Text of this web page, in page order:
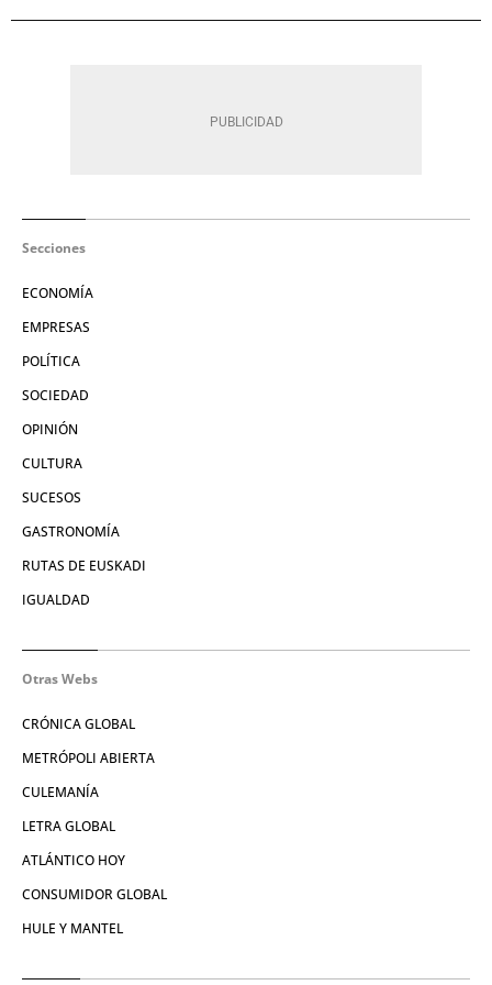
Secciones
ECONOMÍA
EMPRESAS
POLÍTICA
SOCIEDAD
OPINIÓN
CULTURA
SUCESOS
GASTRONOMÍA
RUTAS DE EUSKADI
IGUALDAD
Otras Webs
CRÓNICA GLOBAL
METRÓPOLI ABIERTA
CULEMANÍA
LETRA GLOBAL
ATLÁNTICO HOY
CONSUMIDOR GLOBAL
HULE Y MANTEL